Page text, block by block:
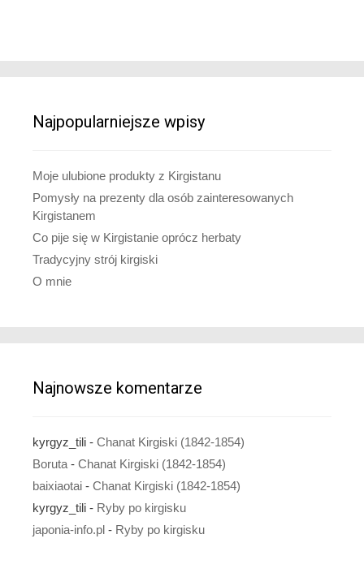
Najpopularniejsze wpisy
Moje ulubione produkty z Kirgistanu
Pomysły na prezenty dla osób zainteresowanych
Kirgistanem
Co pije się w Kirgistanie oprócz herbaty
Tradycyjny strój kirgiski
O mnie
Najnowsze komentarze
kyrgyz_tili - Chanat Kirgiski (1842-1854)
Boruta - Chanat Kirgiski (1842-1854)
baixiaotai - Chanat Kirgiski (1842-1854)
kyrgyz_tili - Ryby po kirgisku
japonia-info.pl - Ryby po kirgisku